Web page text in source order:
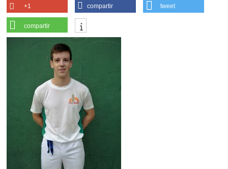
+1 compartir tweet
compartir